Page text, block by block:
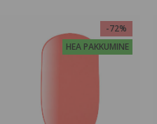
-72%
HEA PAKKUMINE